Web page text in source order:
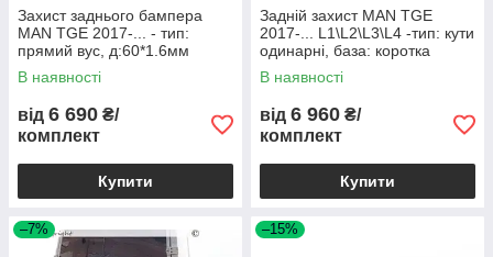
Захист заднього бампера
MAN TGE 2017-... - тип:
прямий вус, д:60*1.6мм
В наявності
від 6 690 ₴/
комплект
Купити
Задній захист MAN TGE
2017-... L1\L2\L3\L4 -тип: кути
одинарні, база: коротка
Ø:60*1,6мм
В наявності
від 6 960 ₴/
комплект
Купити
–7% –15%